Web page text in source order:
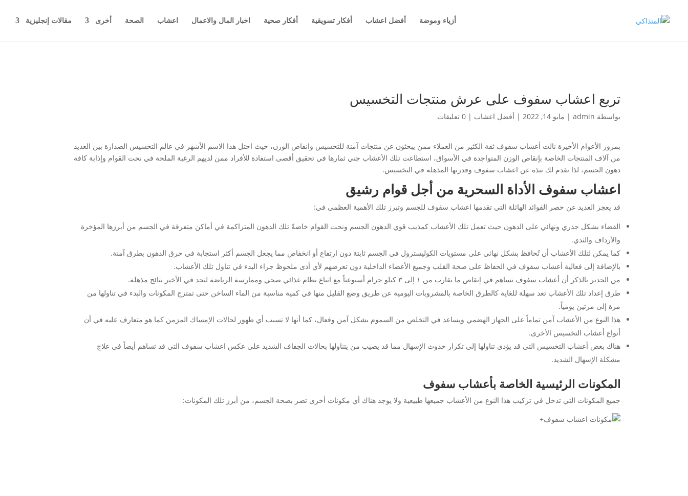
أزياء وموضة أفضل اعشاب أفكار تسويقية أفكار صحية اخبار المال والاعمال اعشاب الصحة أخرى مقالات إنجليزية
تربع اعشاب سفوف على عرش منتجات التخسيس
بواسطة admin
| مايو 14, 2022 | أفضل اعشاب | 0 تعليقات
بمرور الأعوام الأخيرة نالت أعشاب سفوف ثقة الكثير من العملاء ممن يبحثون عن منتجات آمنة للتخسيس وانقاص الوزن، حيث احتل هذا الاسم الأشهر في عالم التخسيس الصدارة بين العديد
من آلاف المنتجات الخاصة بإنقاص الوزن المتواجدة في الأسواق، استطاعت تلك الأعشاب جني ثمارها في تحقيق أقصى استفادة للأفراد ممن لديهم الرغبة الملحة في نحت القوام وإذابة كافة
دهون الجسم، لذا نقدم لك نبذة عن اعشاب سفوف وقدرتها المذهلة في التخسيس.
اعشاب سفوف الأداة السحرية من أجل قوام رشيق
قد يعجز العديد عن حصر الفوائد الهائلة التي تقدمها اعشاب سفوف للجسم وتبرز تلك الأهمية العظمى في:
القضاء بشكل جذري ونهائي على الدهون حيث تعمل تلك الأعشاب كمذيب قوي الدهون الجسم ونحت القوام خاصةً تلك الدهون المتراكمة في أماكن متفرقة في الجسم من أبرزها المؤخرة
والأرداف والثدي.
كما يمكن لتلك الأعشاب أن تُحافظ بشكل نهائي على مستويات الكوليسترول في الجسم ثابتة دون ارتفاع أو انخفاض مما يجعل الجسم أكثر استجابة في حرق الدهون بطرق آمنة.
بالإضافة إلى فعالية أعشاب سفوف في الحفاظ على صحة القلب وجميع الأعضاء الداخلية دون تعرضهم لأي أذى ملحوظ جراء البدء في تناول تلك الأعشاب.
من الجدير بالذكر أن أعشاب سفوف تساهم في إنقاص ما يقارب من ١ إلى ٣ كيلو جرام أسبوعياً مع اتباع نظام غذائي صحي وممارسة الرياضة لتجد في الأخير نتائج مذهلة.
طرق إعداد تلك الأعشاب تعد سهلة للغاية كالطرق الخاصة بالمشروبات اليومية عن طريق وضع القليل منها في كمية مناسبة من الماء الساخن حتى تمتزج المكونات والبدء في تناولها من
مرة إلى مرتين يومياً.
هذا النوع من الأعشاب آمن تماماً على الجهاز الهضمي ويساعد في التخلص من السموم بشكل آمن وفعال، كما أنها لا تسبب أي ظهور لحالات الإمساك المزمن كما هو متعارف عليه في أن
أنواع أعشاب التخسيس الأخرى.
هناك بعض أعشاب التخسيس التي قد يؤدي تناولها إلى تكرار حدوث الإسهال مما قد يصيب من يتناولها بحالات الجفاف الشديد على عكس اعشاب سفوف التي قد تساهم أيضاً في علاج
مشكلة الإسهال الشديد.
المكونات الرئيسية الخاصة بأعشاب سفوف
جميع المكونات التي تدخل في تركيب هذا النوع من الأعشاب جميعها طبيعية ولا يوجد هناك أي مكونات أخرى تضر بصحة الجسم، من أبرز تلك المكونات: